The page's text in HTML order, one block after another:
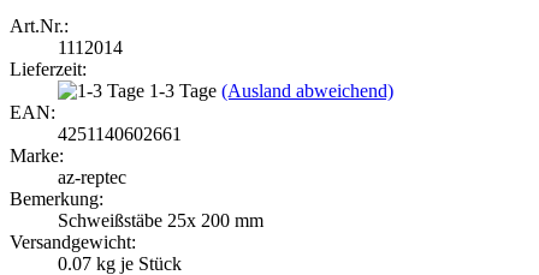
Art.Nr.:
1112014
Lieferzeit:
1-3 Tage (Ausland abweichend)
EAN:
4251140602661
Marke:
az-reptec
Bemerkung:
Schweißstäbe 25x 200 mm
Versandgewicht:
0.07 kg je Stück